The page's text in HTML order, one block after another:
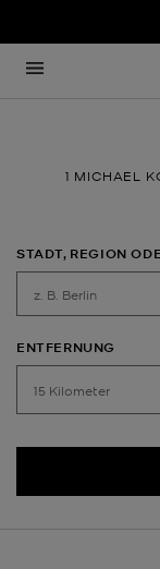
Zum Inhalt
Zurück zu
1 MICHAEL
STADT, REGION
ENTFERNUNG